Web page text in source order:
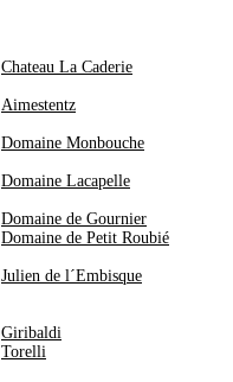
Chateau La Caderie
Aimestentz
Domaine Monbouche
Domaine Lacapelle
Domaine de Gournier
Domaine de Petit Roubié
Julien de l´Embisque
Giribaldi
Torelli